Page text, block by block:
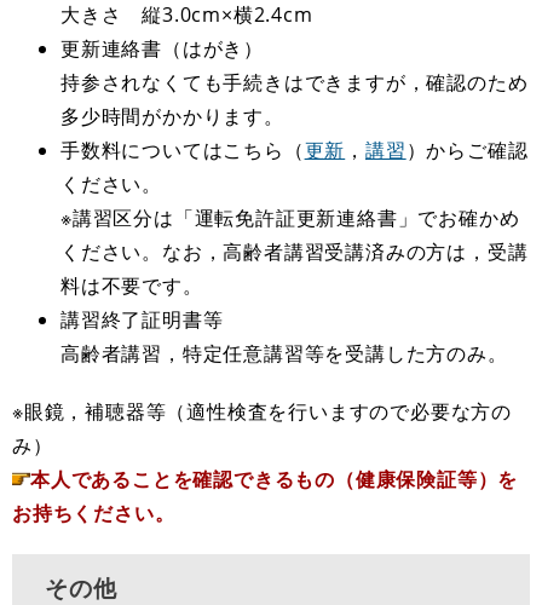
大きさ 縦3.0cm×横2.4cm
更新連絡書（はがき）
持参されなくても手続きはできますが，確認のため
多少時間がかかります。
手数料についてはこちら（更新 ，講習）からご確認
ください。
※講習区分は「運転免許証更新連絡書」でお確かめ
ください。なお，高齢者講習受講済みの方は，受講
料は不要です。
講習終了証明書等
高齢者講習，特定任意講習等を受講した方のみ。
※眼鏡，補聴器等（適性検査を行いますので必要な方の
み）
本人であることを確認できるもの（健康保険証等）を
お持ちください。
その他